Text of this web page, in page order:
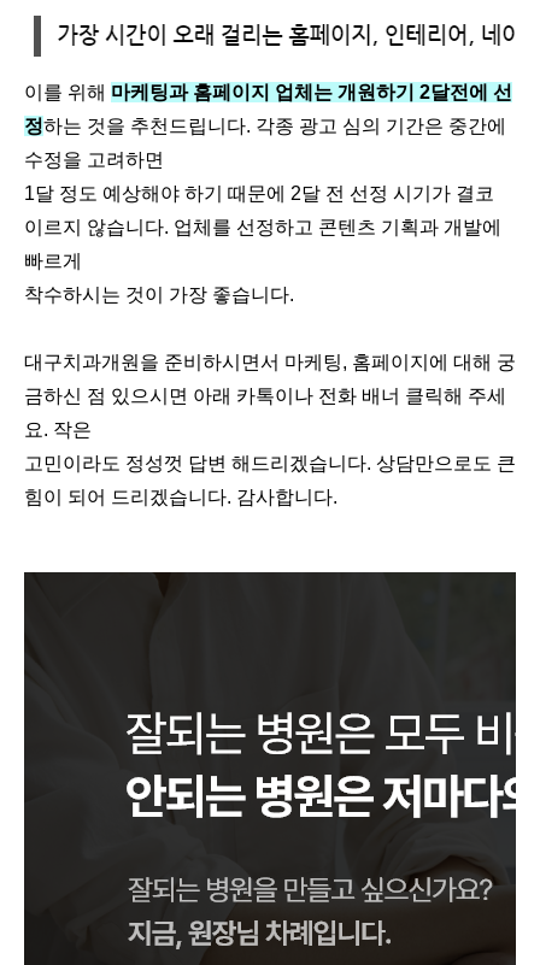
이를 위해 마케팅과 홈페이지 업체는 개원하기 2달전에 선
정하는 것을 추천드립니다. 각종 광고 심의 기간은 중간에
수정을 고려하면
1달 정도 예상해야 하기 때문에 2달 전 선정 시기가 결코
이르지 않습니다. 업체를 선정하고 콘텐츠 기획과 개발에
빠르게
착수하시는 것이 가장 좋습니다.
대구치과개원을 준비하시면서 마케팅, 홈페이지에 대해 궁
금하신 점 있으시면 아래 카톡이나 전화 배너 클릭해 주세
요. 작은
고민이라도 정성껏 답변 해드리겠습니다. 상담만으로도 큰
힘이 되어 드리겠습니다. 감사합니다.